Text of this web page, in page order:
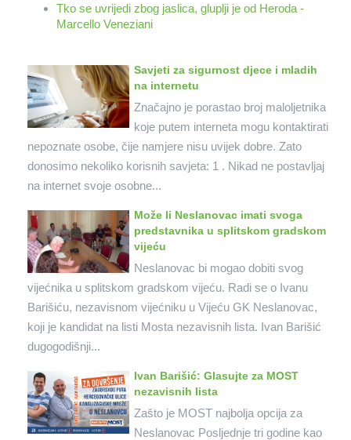
Tko se uvrijedi zbog jaslica, gluplji je od Heroda -
Marcello Veneziani
Savjeti za sigurnost djece i mladih
na internetu
Značajno je porastao broj maloljetnika
koje putem interneta mogu kontaktirati
nepoznate osobe, čije namjere nisu uvijek dobre. Zato
donosimo nekoliko korisnih savjeta: 1 . Nikad ne postavljaj
na internet svoje osobne...
Može li Neslanovac imati svoga
predstavnika u splitskom gradskom
vijeću
Neslanovac bi mogao dobiti svog
vijećnika u splitskom gradskom vijeću. Radi se o Ivanu
Barišiću, nezavisnom vijećniku u Vijeću GK Neslanovac,
koji je kandidat na listi Mosta nezavisnih lista. Ivan Barišić
dugogodišnji...
Ivan Barišić: Glasujte za MOST
nezavisnih lista
Zašto je MOST najbolja opcija za
Neslanovac Posljednje tri godine kao